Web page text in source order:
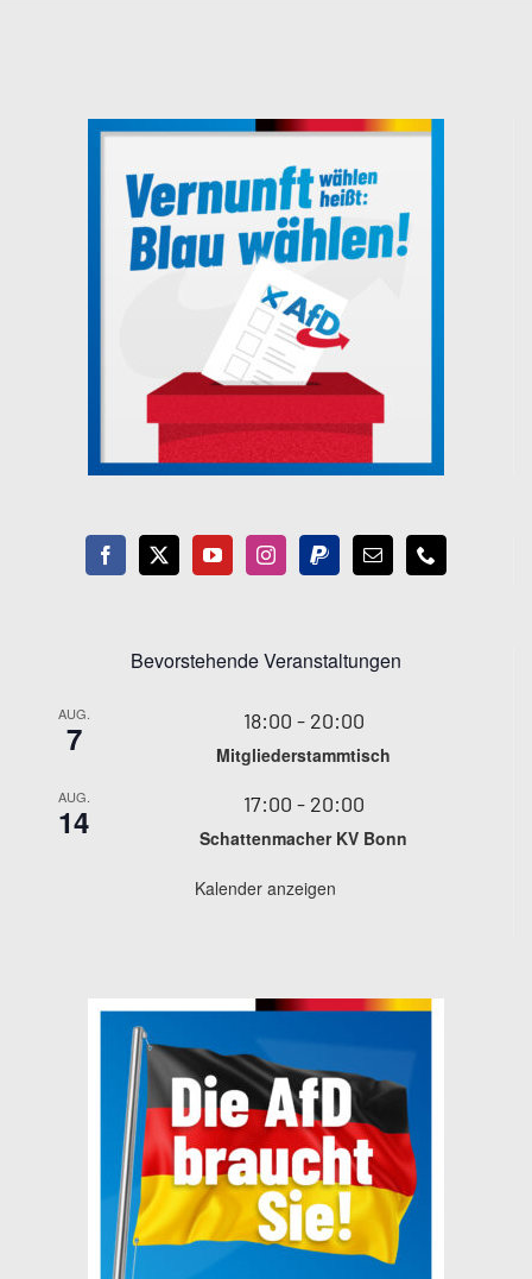
Bevorstehende Veranstaltungen
AUG.
7 18:00 - 20:00
Mitgliederstammtisch
AUG.
14 17:00 - 20:00
Schattenmacher KV Bonn
Kalender anzeigen